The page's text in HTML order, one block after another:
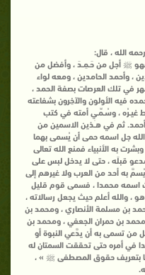
الله ، قال:
ﷺ أجل من حَـمِـدَ ، وأفضل من
، وأحمد الحامدين ، ومعه لواء
في تلك العرصات بصفة الحمد ،
فيه الأولون والآخِرون بشفاعته
غيـرُه ، وسُـمِّـي أمته في كتب
ثم في هـٰذين الاسمين من
الله جل اسمه حمى أن يُسمى بهما
به الأنبياء فمنع الله تعالى
قبلَه ، حتى لا يدخل لبس على
به أحد من العرب ولا غيرهم إلى
اسمه محمدا ، فسمى قوم قليل
، والله أعلم حيث يجعل رسالاته ،
بن مسلمة الأنصاري ، ومحمد بن
بن حمران الجعفي ، ومحمد بن
من تسمى به أن يدَّعي النبوة أو
في أمره حتى تحققت السمتان له
بتعريف حقوق المصطفى ﷺ » ،